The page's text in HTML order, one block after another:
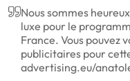
Nous sommes
luxe pour le
France. Vous pouvez
publicitaires pour
advertising.eu/